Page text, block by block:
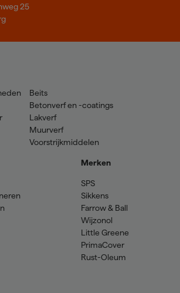
25
Beits
Betonverf en -coatings
Lakverf
Muurverf
Voorstrijkmiddelen
Merken
SPS
Sikkens
Farrow & Ball
Wijzonol
Little Greene
PrimaCover
Rust-Oleum